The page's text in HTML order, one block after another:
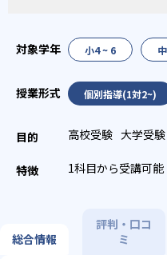
小4 ~ 6
個別指導(1対2~)
高校受験 大学受験
1科目から受講可能
総合情報
評判・口コ
ミ